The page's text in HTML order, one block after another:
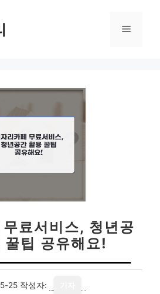
메
료서비스, 청년공
꿀팁 공유해요!
25 작성자: